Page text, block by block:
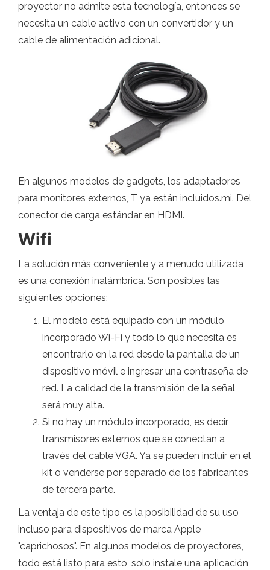
proyector no admite esta tecnología, entonces se
necesita un cable activo con un convertidor y un
cable de alimentación adicional.
En algunos modelos de gadgets, los adaptadores
para monitores externos, T ya están incluidos.mi. Del
conector de carga estándar en HDMI.
Wifi
La solución más conveniente y a menudo utilizada
es una conexión inalámbrica. Son posibles las
siguientes opciones:
El modelo está equipado con un módulo
incorporado Wi-Fi y todo lo que necesita es
encontrarlo en la red desde la pantalla de un
dispositivo móvil e ingresar una contraseña de
red. La calidad de la transmisión de la señal
será muy alta.
Si no hay un módulo incorporado, es decir,
transmisores externos que se conectan a
través del cable VGA. Ya se pueden incluir en el
kit o venderse por separado de los fabricantes
de tercera parte.
La ventaja de este tipo es la posibilidad de su uso
incluso para dispositivos de marca Apple
"caprichosos". En algunos modelos de proyectores,
todo está listo para esto, solo instale una aplicación